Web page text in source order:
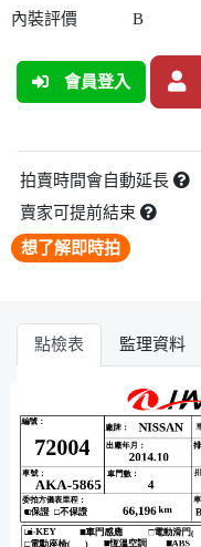
內裝評價
B
會員登入
拍賣時間會自動延長
賣家可提前結束
想了解即時拍
點檢表 監理資料